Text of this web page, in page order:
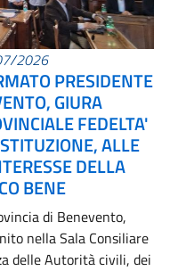
2026
PRESIDENTE
GIURA
FEDELTA'
ALLE
DELLA
BENE
di Benevento,
nella Sala Consiliare
delle Autorità civili, dei